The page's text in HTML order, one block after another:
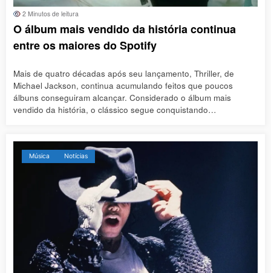
2 Minutos de leitura
O álbum mais vendido da história continua
entre os maiores do Spotify
Mais de quatro décadas após seu lançamento, Thriller, de
Michael Jackson, continua acumulando feitos que poucos
álbuns conseguiram alcançar. Considerado o álbum mais
vendido da história, o clássico segue conquistando…
Música Notícias